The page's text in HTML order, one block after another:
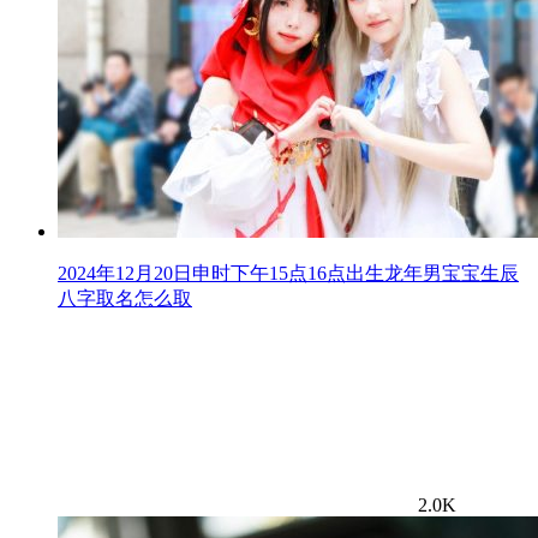
2024年12月20日申时下午15点16点出生龙年男宝宝生辰
八字取名怎么取
2.0K